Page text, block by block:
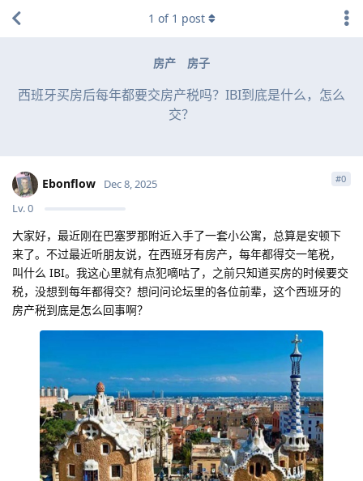
房产 房子
西班牙买房后每年都要交房产税吗？IBI到底是什么，怎么
交？
1 of 1 post
Ebonflow
Lv.0
Dec 8, 2025 #0
大家好，最近刚在巴塞罗那附近入手了一套小公寓，总算是安顿下
来了。不过最近听朋友说，在西班牙有房产，每年都得交一笔税，
叫什么 IBI。我这心里就有点犯嘀咕了，之前只知道买房的时候要交
税，没想到每年都得交？想问问论坛里的各位前辈，这个西班牙的
房产税到底是怎么回事啊？